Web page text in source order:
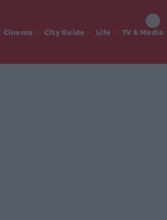
Cinema City Guide Life TV & Media